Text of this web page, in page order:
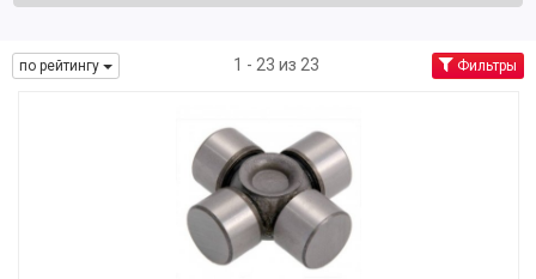
по рейтингу 1 - 23 из 23 Фильтры